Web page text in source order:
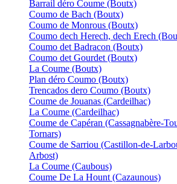
Barrail déro Coume (Boutx)
Coumo de Bach (Boutx)
Coumo de Monrous (Boutx)
Coumo dech Herech, dech Erech
Coumo det Badracon (Boutx)
Coumo det Gourdet (Boutx)
La Coume (Boutx)
Plan déro Coumo (Boutx)
Trencados dero Coumo (Boutx)
Coume de Jouanas (Cardeilhac)
La Coume (Cardeilhac)
Coume de Capéran (Cassagnabère-
Tornars)
Coume de Sarriou (Castillon-de-
Arbost)
La Coume (Caubous)
Coume De La Hount (Cazaunous)